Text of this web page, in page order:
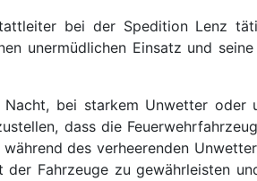
bei der Spedition Lenz
unermüdlichen Einsatz und
bei starkem Unwetter oder
dass die
während des verheerenden
Fahrzeuge zu gewährleisten